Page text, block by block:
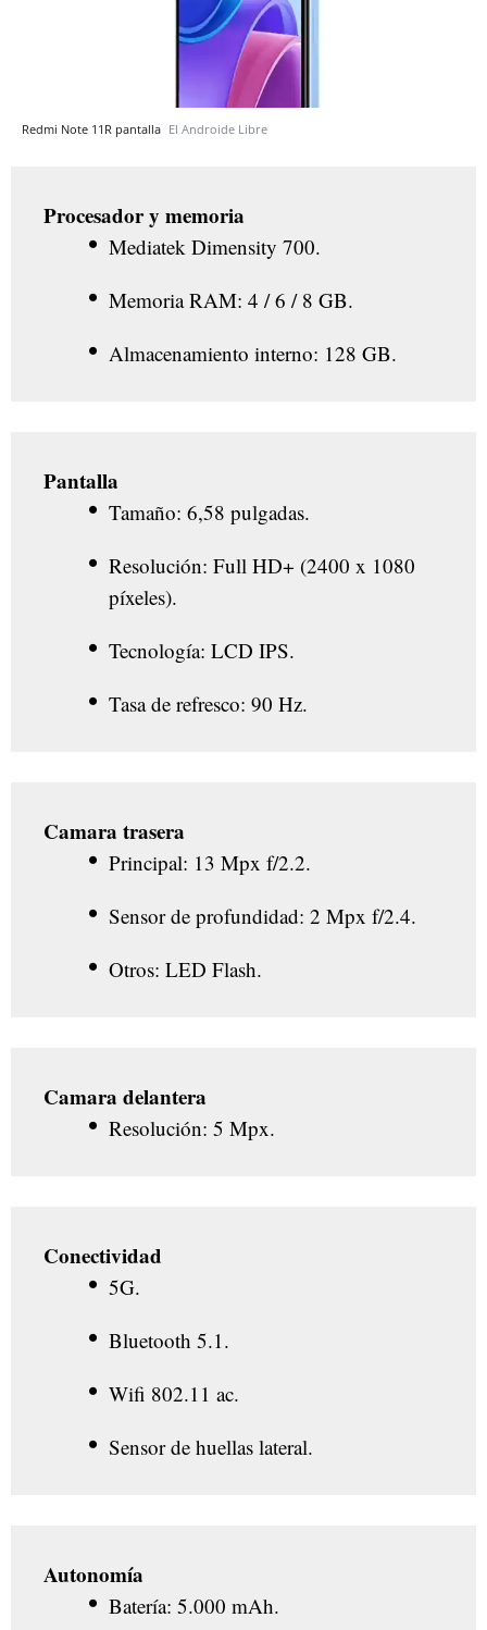
Redmi Note 11R pantalla El Androide Libre
Procesador y memoria
Mediatek Dimensity 700.
Memoria RAM: 4 / 6 / 8 GB.
Almacenamiento interno: 128 GB.
Pantalla
Tamaño: 6,58 pulgadas.
Resolución: Full HD+ (2400 x 1080
píxeles).
Tecnología: LCD IPS.
Tasa de refresco: 90 Hz.
Camara trasera
Principal: 13 Mpx f/2.2.
Sensor de profundidad: 2 Mpx f/2.4.
Otros: LED Flash.
Camara delantera
Resolución: 5 Mpx.
Conectividad
5G.
Bluetooth 5.1.
Wifi 802.11 ac.
Sensor de huellas lateral.
Autonomía
Batería: 5.000 mAh.